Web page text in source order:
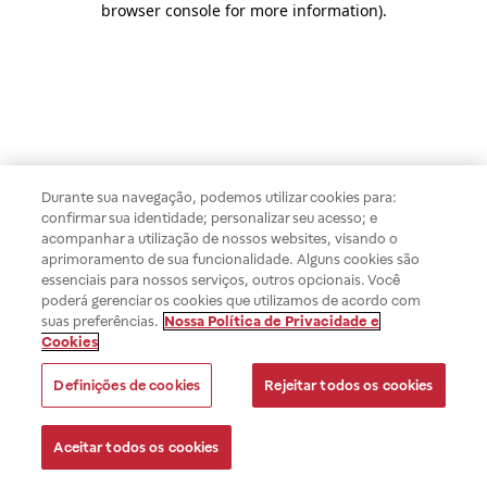
browser console for more information).
Durante sua navegação, podemos utilizar cookies para:
confirmar sua identidade; personalizar seu acesso; e
acompanhar a utilização de nossos websites, visando o
aprimoramento de sua funcionalidade. Alguns cookies são
essenciais para nossos serviços, outros opcionais. Você
poderá gerenciar os cookies que utilizamos de acordo com
suas preferências. Nossa Política de Privacidade e
Cookies
Definições de cookies Rejeitar todos os cookies
Aceitar todos os cookies